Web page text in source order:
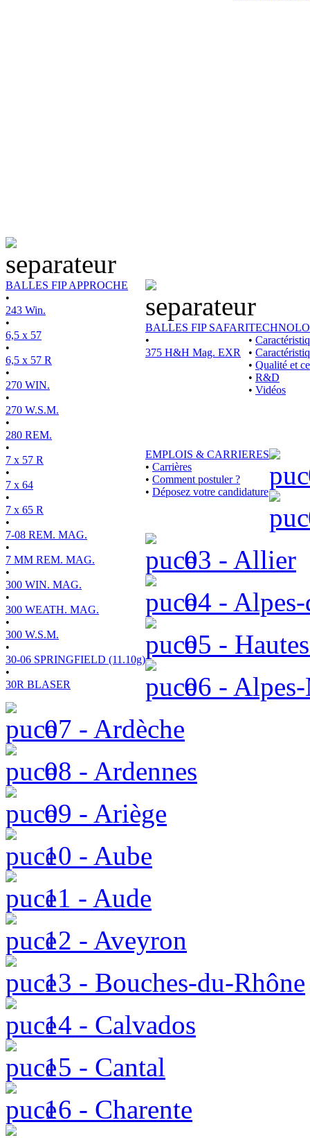
BALLES FIP APPROCHE
•
243 Win.
•
6,5 x 57
•
6,5 x 57 R
•
270 WIN.
•
270 W.S.M.
•
280 REM.
•
7 x 57 R
•
7 x 64
•
7 x 65 R
•
7-08 REM. MAG.
•
7 MM REM. MAG.
•
300 WIN. MAG.
•
300 WEATH. MAG.
•
300 W.S.M.
•
30-06 SPRINGFIELD (11.10g)
•
30R BLASER
BALLES FIP SAFARI
•
375 H&H Mag. EXR
•
•
• Qualité et
• R&D
• Vidéos
EMPLOIS & CARRIERES
• Carrières
• Comment postuler ?
• Déposez votre candidature
03 - Allier
04 - Alpes-
05 -
06 -
07 - Ardèche
08 - Ardennes
09 - Ariège
10 - Aube
11 - Aude
12 - Aveyron
13 - Bouches-du-Rhône
14 - Calvados
15 - Cantal
16 - Charente